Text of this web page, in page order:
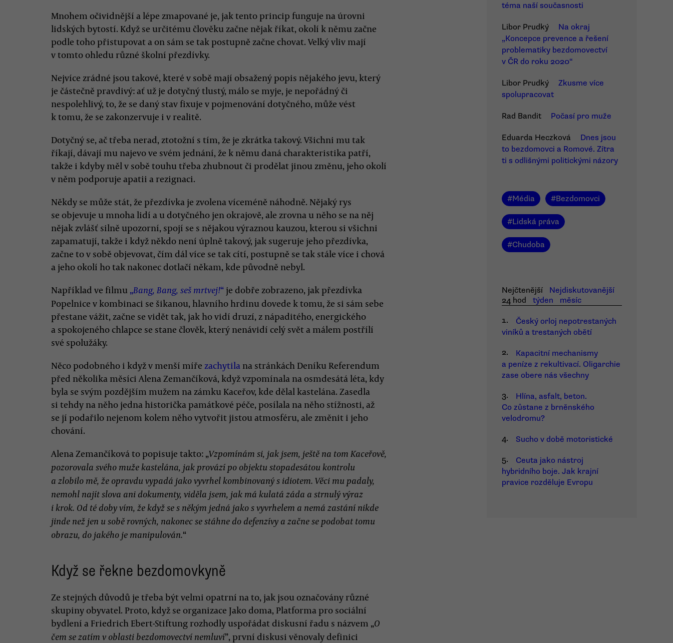
Mnohem očividnější a lépe zmapované je, jak tento princip funguje na úrovni
lidských bytostí. Když se určitému člověku začne nějak říkat, okolí k němu začne
podle toho přistupovat a on sám se tak postupně začne chovat. Velký vliv mají
v tomto ohledu různé školní přezdívky.
Nejvíce zrádné jsou takové, které v sobě mají obsažený popis nějakého jevu, který
je částečně pravdivý: ať už je dotyčný tlustý, málo se myje, je nepořádný či
nespolehlivý, to, že se daný stav fixuje v pojmenování dotyčného, může vést
k tomu, že se zakonzervuje i v realitě.
Dotyčný se, ač třeba nerad, ztotožní s tím, že je zkrátka takový. Všichni mu tak
říkají, dávají mu najevo ve svém jednání, že k němu daná charakteristika patří,
takže i kdyby měl v sobě touhu třeba zhubnout či prodělat jinou změnu, jeho okolí
v něm podporuje apatii a rezignaci.
Někdy se může stát, že přezdívka je zvolena víceméně náhodně. Nějaký rys
se objevuje u mnoha lidí a u dotyčného jen okrajově, ale zrovna u něho se na něj
nějak zvlášť silně upozorní, spojí se s nějakou výraznou kauzou, kterou si všichni
zapamatují, takže i když někdo není úplně takový, jak sugeruje jeho přezdívka,
začne to v sobě objevovat, čím dál více se tak cítí, postupně se tak stále více i chová
a jeho okolí ho tak nakonec dotlačí někam, kde původně nebyl.
Například ve filmu „Bang, Bang, seš mrtvej!“ je dobře zobrazeno, jak přezdívka
Popelnice v kombinaci se šikanou, hlavního hrdinu dovede k tomu, že si sám sebe
přestane vážit, začne se vidět tak, jak ho vidí druzí, z nápaditého, energického
a spokojeného chlapce se stane člověk, který nenávidí celý svět a málem postřílí
své spolužáky.
Něco podobného i když v menší míře zachytila na stránkách Deníku Referendum
před několika měsíci Alena Zemančíková, když vzpomínala na osmdesátá léta, kdy
byla se svým pozdějším mužem na zámku Kaceřov, kde dělal kastelána. Zasedla
si tehdy na něho jedna historička památkové péče, posílala na něho stížnosti, až
se jí podařilo nejenom kolem něho vytvořit jistou atmosféru, ale změnit i jeho
chování.
Alena Zemančíková to popisuje takto: „Vzpomínám si, jak jsem, ještě na tom Kaceřově,
pozorovala svého muže kastelána, jak provází po objektu stopadesátou kontrolu
a zlobilo mě, že opravdu vypadá jako vyvrhel kombinovaný s idiotem. Věci mu padaly,
nemohl najít slova ani dokumenty, viděla jsem, jak má kulatá záda a strnulý výraz
i krok. Od té doby vím, že když se s někým jedná jako s vyvrhelem a nemá zastání nikde
jinde než jen u sobě rovných, nakonec se stáhne do defenzívy a začne se podobat tomu
obrazu, do jakého je manipulován.“
Když se řekne bezdomovkyně
Ze stejných důvodů je třeba být velmi opatrní na to, jak jsou označovány různé
skupiny obyvatel. Proto, když se organizace Jako doma, Platforma pro sociální
bydlení a Friedrich Ebert-Stiftung rozhodly uspořádat diskusní řadu s názvem „O
čem se zatím v oblasti bezdomovectví nemluví”, první diskusi věnovaly definici
téma naší současnosti
Libor Prudký
Na okraj
„Koncepce prevence a řešení
problematiky bezdomovectví
v ČR do roku 2020“
Libor Prudký
Zkusme více
spolupracovat
Rad Bandit Počasí pro muže
Eduarda Heczková
Dnes jsou
to bezdomovci a Romové. Zítra
ti s odlišnými politickými názory
#Média #Bezdomovci
#Lidská práva
#Chudoba
Nejčtenější
Nejdiskutovanější
24 hod
týden
měsíc
1.
Český orloj nepotrestaných
viníků a trestaných obětí
2.
Kapacitní mechanismy
a peníze z rekultivací. Oligarchie
zase obere nás všechny
3.
Hlína, asfalt, beton.
Co zůstane z brněnského
velodromu?
4.
Sucho v době motoristické
5.
Ceuta jako nástroj
hybridního boje. Jak krajní
pravice rozděluje Evropu